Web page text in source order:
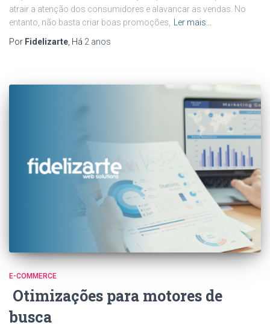
atrair a atenção dos consumidores e alavancar as vendas. No
entanto, não basta criar boas promoções,
Ler mais…
Por Fidelizarte , Há 2 anos
E-COMMERCE
Otimizações para motores de
busca